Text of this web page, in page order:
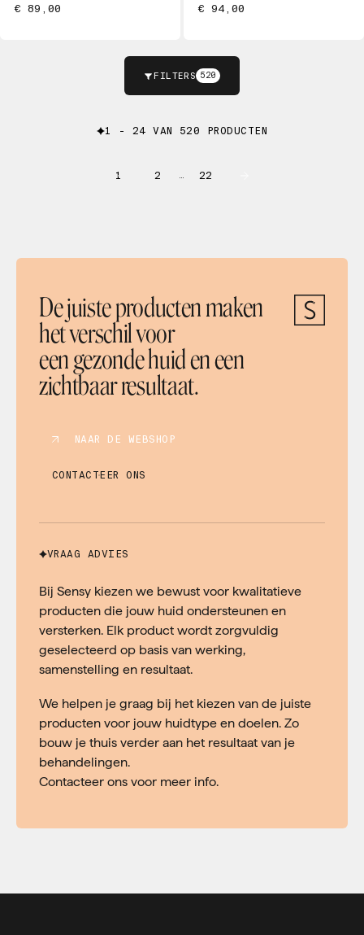
€ 89,00 € 94,00
FILTERS 520
1 - 24 VAN 520 PRODUCTEN
1 2 … 22
De juiste producten maken
het verschil voor
een gezonde huid en een
zichtbaar resultaat.
NAAR DE WEBSHOP
CONTACTEER ONS
VRAAG ADVIES
Bij Sensy kiezen we bewust voor kwalitatieve
producten die jouw huid ondersteunen en
versterken. Elk product wordt zorgvuldig
geselecteerd op basis van werking,
samenstelling en resultaat.
We helpen je graag bij het kiezen van de juiste
producten voor jouw huidtype en doelen. Zo
bouw je thuis verder aan het resultaat van je
behandelingen.
Contacteer ons voor meer info.